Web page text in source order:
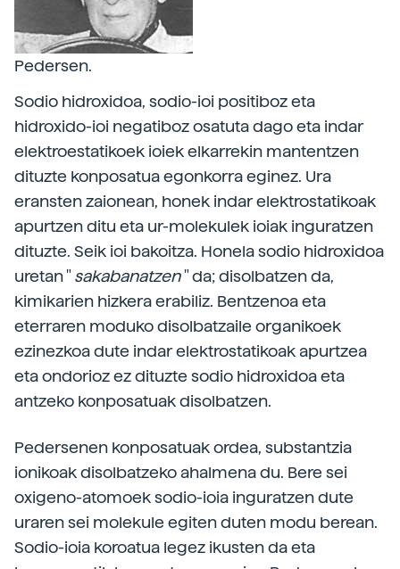
Pedersen.
Sodio hidroxidoa, sodio-ioi positiboz eta
hidroxido-ioi negatiboz osatuta dago eta indar
elektroestatikoek ioiek elkarrekin mantentzen
dituzte konposatua egonkorra eginez. Ura
eransten zaionean, honek indar elektrostatikoak
apurtzen ditu eta ur-molekulek ioiak inguratzen
dituzte. Seik ioi bakoitza. Honela sodio hidroxidoa
uretan "sakabanatzen" da; disolbatzen da,
kimikarien hizkera erabiliz. Bentzenoa eta
eterraren moduko disolbatzaile organikoek
ezinezkoa dute indar elektrostatikoak apurtzea
eta ondorioz ez dituzte sodio hidroxidoa eta
antzeko konposatuak disolbatzen.
Pedersenen konposatuak ordea, substantzia
ionikoak disolbatzeko ahalmena du. Bere sei
oxigeno-atomoek sodio-ioia inguratzen dute
uraren sei molekule egiten duten modu berean.
Sodio-ioia koroatua legez ikusten da eta